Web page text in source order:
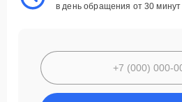
в день обращения от 30 минут